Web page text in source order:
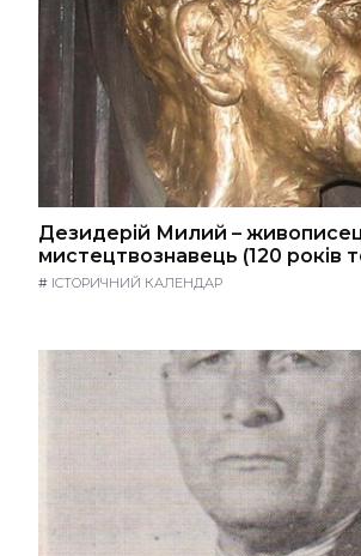
Дезидерій Милий –
мистецтвознавець (120 років
# ІСТОРИЧНИЙ КАЛЕНДАР